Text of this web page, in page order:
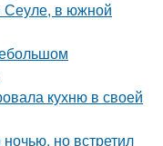
Сеуле, в южной
кухню в своей
но встретил